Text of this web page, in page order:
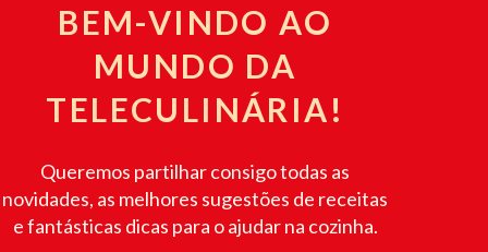
BEM-VINDO AO
MUNDO DA
TELECULINÁRIA!
Queremos partilhar consigo todas as
novidades, as melhores sugestões de receitas
e fantásticas dicas para o ajudar na cozinha.